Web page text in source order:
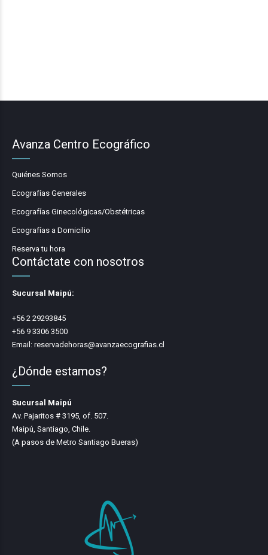
Avanza Centro Ecográfico
Quiénes Somos
Ecografías Generales
Ecografías Ginecológicas/Obstétricas
Ecografías a Domicilio
Reserva tu hora
Contáctate con nosotros
Sucursal Maipú:
+56 2 29293845
+56 9 3306 3500
Email: reservadehoras@avanzaecografias.cl
¿Dónde estamos?
Sucursal Maipú
Av. Pajaritos # 3195, of. 507.
Maipú, Santiago, Chile.
(A pasos de Metro Santiago Bueras)